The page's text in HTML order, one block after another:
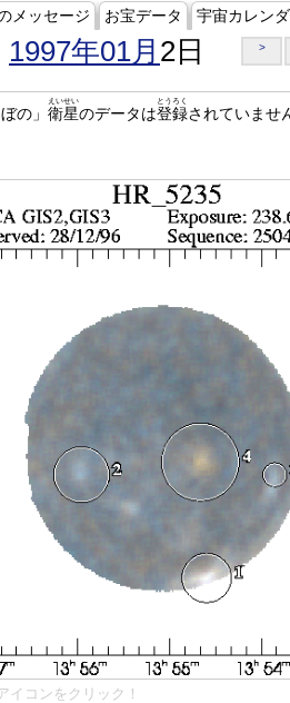
メッセージ お宝データ 宇宙カレン
1997年01月 2日 >
の」 衛星
えいせい
のデータは登録
とうろく
されていませ
コンをクリック！